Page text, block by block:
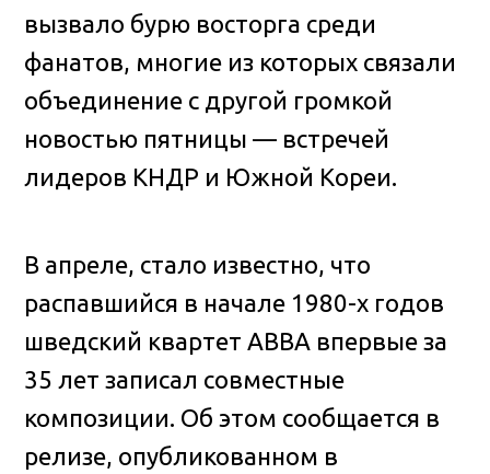
вызвало бурю восторга среди
фанатов, многие из которых связали
объединение с другой громкой
новостью пятницы — встречей
лидеров КНДР и Южной Кореи.
В апреле, стало известно, что
распавшийся в начале 1980-х годов
шведский квартет ABBA впервые за
35 лет записал совместные
композиции. Об этом сообщается в
релизе, опубликованном в